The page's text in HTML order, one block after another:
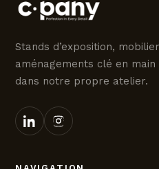
Stands d’exposition,
aménagements clé en
dans notre propre atelier.